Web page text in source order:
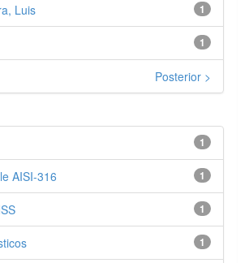
1
Luis
1
Posterior >
1
1
AISI-316
1
1